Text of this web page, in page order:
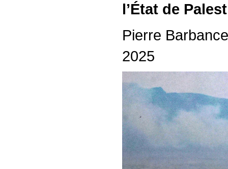
l’État de
Pierre
2025